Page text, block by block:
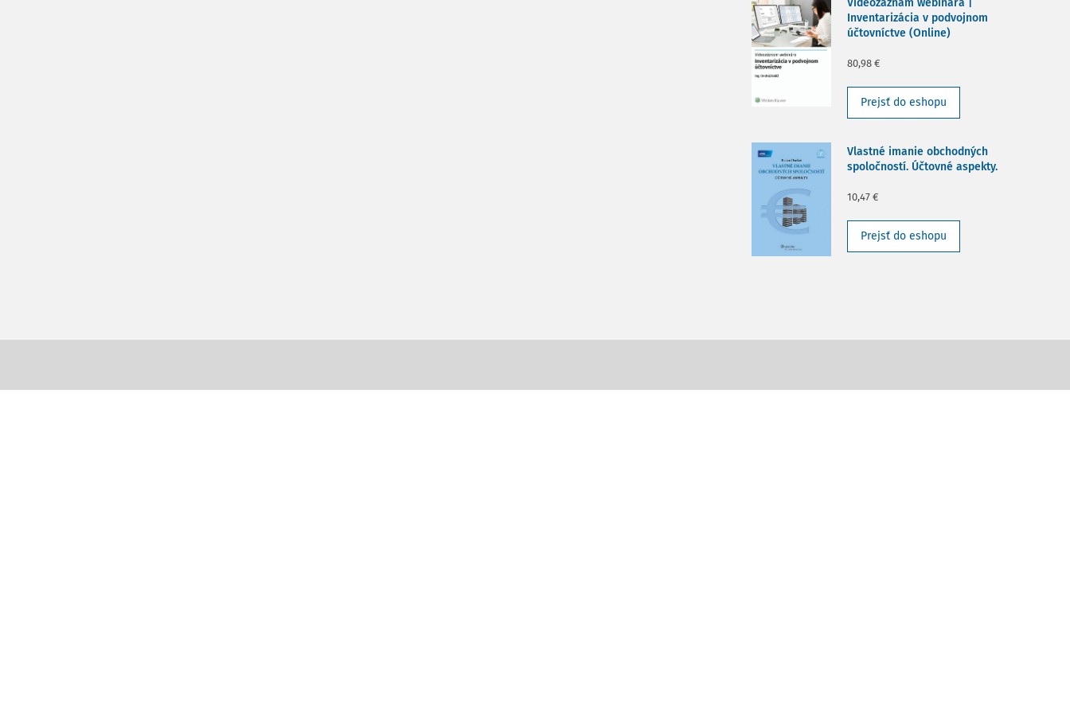
Videozáznam webinára |
Inventarizácia v podvojnom
účtovníctve (Online)
80,98 €
Prejsť do eshopu
Vlastné imanie obchodných
spoločností. Účtovné aspekty.
10,47 €
Prejsť do eshopu